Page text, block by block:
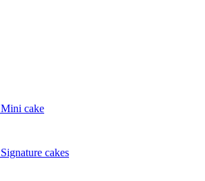
Mini cake
Signature cakes